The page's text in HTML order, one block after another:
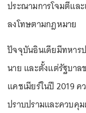
ประณามการโจมตีแล
ลงโทษตามกฎหมาย
ปัจจุบันอินเดียมีทหาร
นาย และตั้งแต่รัฐบา
แคชเมียร์ในปี 2019
ปราบปรามและควบคุ